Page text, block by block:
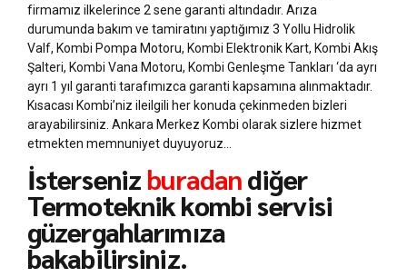
firmamız ilkelerince 2 sene garanti altındadır. Arıza
durumunda bakım ve tamiratını yaptığımız 3 Yollu Hidrolik
Valf, Kombi Pompa Motoru, Kombi Elektronik Kart, Kombi Akış
Şalteri, Kombi Vana Motoru, Kombi Genleşme Tankları ‘da ayrı
ayrı 1 yıl garanti tarafımızca garanti kapsamına alınmaktadır.
Kısacası Kombi’niz ileilgili her konuda çekinmeden bizleri
arayabilirsiniz. Ankara Merkez Kombi olarak sizlere hizmet
etmekten memnuniyet duyuyoruz…
İsterseniz buradandiğer
Termoteknik kombi servisi
güzergahlarımıza
bakabilirsiniz.